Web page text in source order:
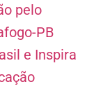
pelo
PB
e Inspira